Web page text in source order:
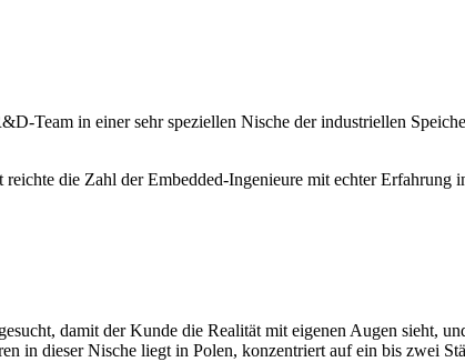
Team in einer sehr speziellen Nische der industriellen
die Zahl der Embedded-Ingenieure mit echter Erfahrung
damit der Kunde die Realität mit eigenen Augen sieht,
in dieser Nische liegt in Polen, konzentriert auf ein bis zwei